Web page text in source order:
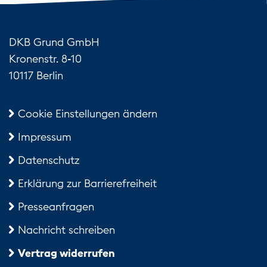
DKB Grund GmbH
Kronenstr. 8-10
10117 Berlin
Cookie Einstellungen ändern
Impressum
Datenschutz
Erklärung zur Barrierefreiheit
Presseanfragen
Nachricht schreiben
Vertrag widerrufen